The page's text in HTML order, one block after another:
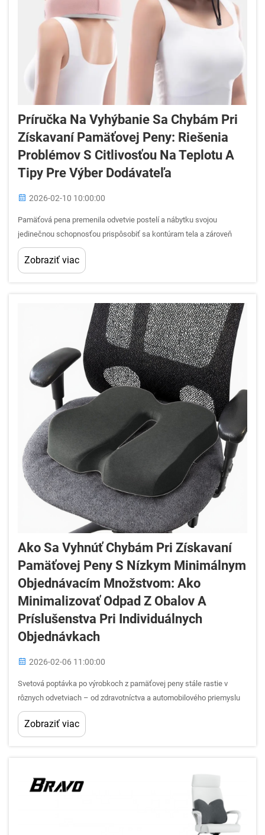
Príručka Na Vyhýbanie Sa Chybám Pri
Získavaní Pamäťovej Peny: Riešenia
Problémov S Citlivosťou Na Teplotu A
Tipy Pre Výber Dodávateľa
2026-02-10 10:00:00
Pamäťová pena premenila odvetvie postelí a nábytku svojou
jedinečnou schopnosťou prispôsobiť sa kontúram tela a zároveň
poskytnúť vynikajúcu podporu. Získavanie vysokokvalitnej
pamäťovej peny však predstavuje množstvo výziev, ktoré môžu
Zobraziť viac
Ako Sa Vyhnúť Chybám Pri Získavaní
Pamäťovej Peny S Nízkym Minimálnym
Objednávacím Množstvom: Ako
Minimalizovať Odpad Z Obalov A
Príslušenstva Pri Individuálnych
Objednávkach
2026-02-06 11:00:00
Svetová poptávka po výrobkoch z pamäťovej peny stále rastie v
rôznych odvetviach – od zdravotníctva a automobilového priemyslu
až po spotrebné tovar a nábytok. Získanie pamäťovej peny s nízkym
minimálnym objednávacím množstvom však predstavuje špecifické
Zobraziť viac